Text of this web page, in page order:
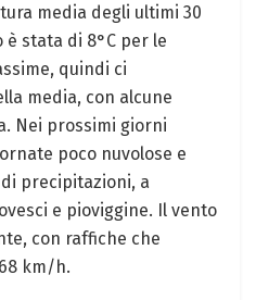
media degli ultimi 30
stata di 8°C per⁤ le
quindi ci
media, con alcune
Nei prossimi giorni
poco nuvolose e
precipitazioni, a
e pioviggine. Il vento
con raffiche che
km/h.